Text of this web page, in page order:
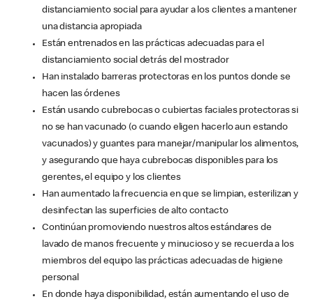
distanciamiento social para ayudar a los clientes a mantener
una distancia apropiada
Están entrenados en las prácticas adecuadas para el
distanciamiento social detrás del mostrador
Han instalado barreras protectoras en los puntos donde se
hacen las órdenes
Están usando cubrebocas o cubiertas faciales protectoras si
no se han vacunado (o cuando eligen hacerlo aun estando
vacunados) y guantes para manejar/manipular los alimentos,
y asegurando que haya cubrebocas disponibles para los
gerentes, el equipo y los clientes
Han aumentado la frecuencia en que se limpian, esterilizan y
desinfectan las superficies de alto contacto
Continúan promoviendo nuestros altos estándares de
lavado de manos frecuente y minucioso y se recuerda a los
miembros del equipo las prácticas adecuadas de higiene
personal
En donde haya disponibilidad, están aumentando el uso de